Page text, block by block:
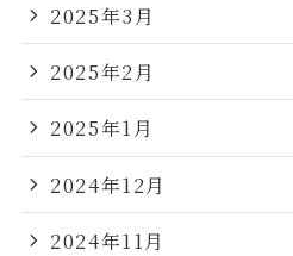
2025年3月
2025年2月
2025年1月
2024年12月
2024年11月